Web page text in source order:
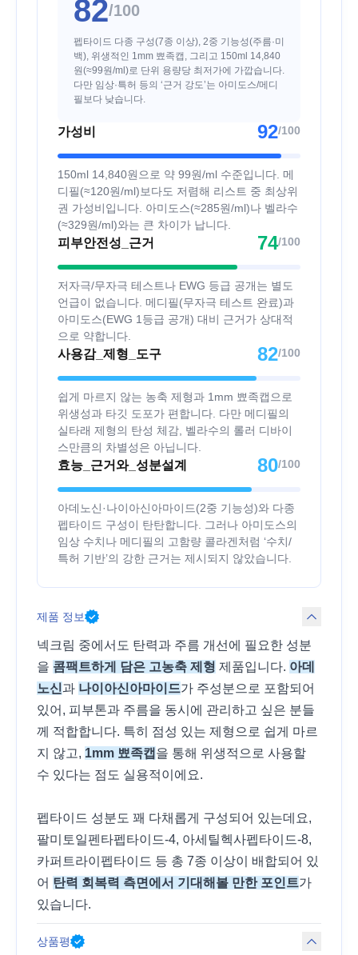
82/100
펩타이드 다종 구성(7종 이상), 2중 기능성(주름·미
백), 위생적인 1mm 뾰족캡, 그리고 150ml 14,840
원(≈99원/ml)로 단위 용량당 최저가에 가깝습니다.
다만 임상·특허 등의 ‘근거 강도’는 아미도스/메디
필보다 낮습니다.
가성비 92/100
150ml 14,840원으로 약 99원/ml 수준입니다. 메
디필(≈120원/ml)보다도 저렴해 리스트 중 최상위
권 가성비입니다. 아미도스(≈285원/ml)나 벨라수
(≈329원/ml)와는 큰 차이가 납니다.
피부안전성_근거 74/100
저자극/무자극 테스트나 EWG 등급 공개는 별도
언급이 없습니다. 메디필(무자극 테스트 완료)과
아미도스(EWG 1등급 공개) 대비 근거가 상대적
으로 약합니다.
사용감_제형_도구 82/100
쉽게 마르지 않는 농축 제형과 1mm 뾰족캡으로
위생성과 타깃 도포가 편합니다. 다만 메디필의
실타래 제형의 탄성 체감, 벨라수의 롤러 디바이
스만큼의 차별성은 아닙니다.
효능_근거와_성분설계 80/100
아데노신·나이아신아마이드(2중 기능성)와 다종
펩타이드 구성이 탄탄합니다. 그러나 아미도스의
임상 수치나 메디필의 고함량 콜라겐처럼 ‘수치/
특허 기반’의 강한 근거는 제시되지 않았습니다.
제품 정보
넥크림 중에서도 탄력과 주름 개선에 필요한 성분
을 콤팩트하게 담은 고농축 제형 제품입니다. 아데
노신과 나이아신아마이드가 주성분으로 포함되어
있어, 피부톤과 주름을 동시에 관리하고 싶은 분들
께 적합합니다. 특히 점성 있는 제형으로 쉽게 마르
지 않고, 1mm 뾰족캡 을 통해 위생적으로 사용할
수 있다는 점도 실용적이에요.
펩타이드 성분도 꽤 다채롭게 구성되어 있는데요,
팔미토일펜타펩타이드-4, 아세틸헥사펩타이드-8,
카퍼트라이펩타이드 등 총 7종 이상이 배합되어 있
어 탄력 회복력 측면에서 기대해볼 만한 포인트가
있습니다.
상품평